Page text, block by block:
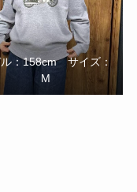
ル：158cm サイズ：
M